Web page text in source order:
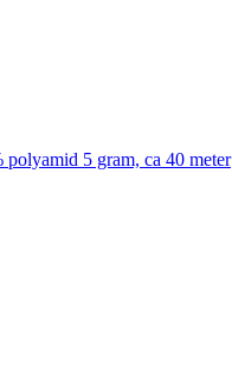
5 gram, ca 40 meter